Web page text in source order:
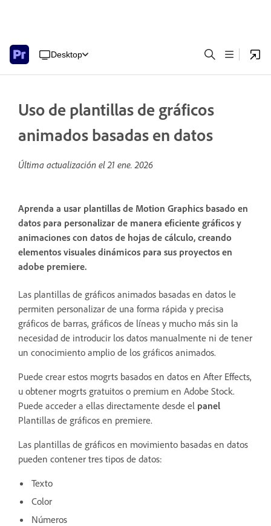
Desktop
Uso de plantillas de gráficos
animados basadas en datos
Última actualización el21 ene. 2026
Aprenda a usar plantillas de Motion Graphics basado en
datos para personalizar de manera eficiente gráficos y
animaciones con datos de hojas de cálculo, creando
elementos visuales dinámicos para sus proyectos en
adobe premiere.
Las plantillas de gráficos animados basadas en datos le
permiten personalizar de una forma rápida y precisa
gráficos de barras, gráficos de líneas y mucho más sin la
necesidad de introducir los datos manualmente ni de tener
un conocimiento amplio de los gráficos animados.
Puede crear estos mogrts basados en datos en After Effects,
u obtener mogrts gratuitos o premium en Adobe Stock.
Puede acceder a ellas directamente desde el panel
Plantillas de gráficos en premiere.
Las plantillas de gráficos en movimiento basadas en datos
pueden contener tres tipos de datos:
Texto
Color
Números